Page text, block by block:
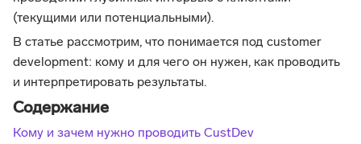
(текущими или потенциальными).
В статье рассмотрим, что понимается под customer
development: кому и для чего он нужен, как проводить
и интерпретировать результаты.
Содержание
Кому и зачем нужно проводить CustDev